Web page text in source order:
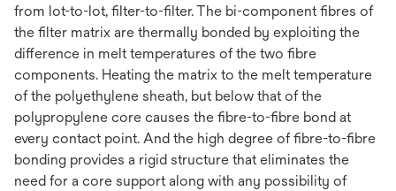
from lot-to-lot, filter-to-filter. The bi-component fibres of
the filter matrix are thermally bonded by exploiting the
difference in melt temperatures of the two fibre
components. Heating the matrix to the melt temperature
of the polyethylene sheath, but below that of the
polypropylene core causes the fibre-to-fibre bond at
every contact point. And the high degree of fibre-to-fibre
bonding provides a rigid structure that eliminates the
need for a core support along with any possibility of